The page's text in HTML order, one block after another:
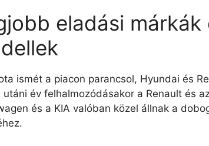
eladási márkák
ismét a piacon parancsol, Hyundai és
utáni év felhalmozódásakor a Renault és
és a KIA valóban közel állnak a